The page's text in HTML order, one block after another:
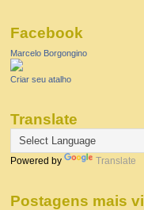
Facebook
Marcelo Borgongino
Criar seu atalho
Translate
Powered by Translate
Postagens mais